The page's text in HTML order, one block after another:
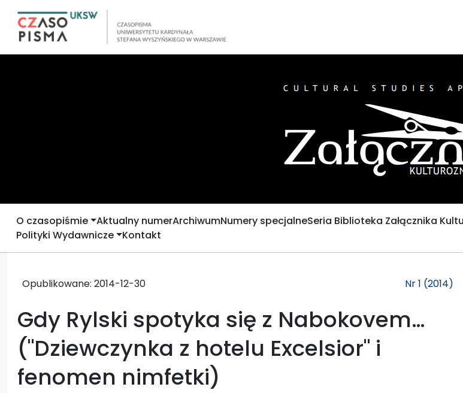
O czasopiśmie Aktualny numerArchiwumNumery specjalneSeria Biblioteka Załącznika
Polityki Wydawnicze Kontakt
Opublikowane: 2014-12-30 Nr 1 (2014)
Gdy Rylski spotyka się z Nabokovem…
("Dziewczynka z hotelu Excelsior" i
fenomen nimfetki)